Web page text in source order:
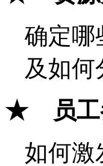
确定哪
及如
★ 员工
如何激